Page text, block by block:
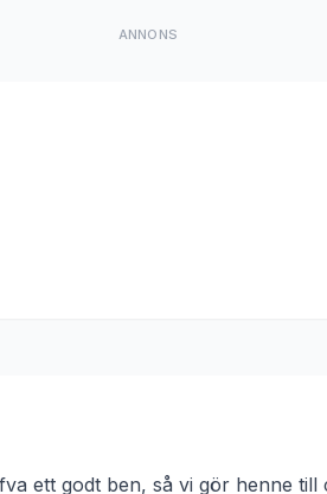
ANNONS
ett godt ben, så vi gör henne till